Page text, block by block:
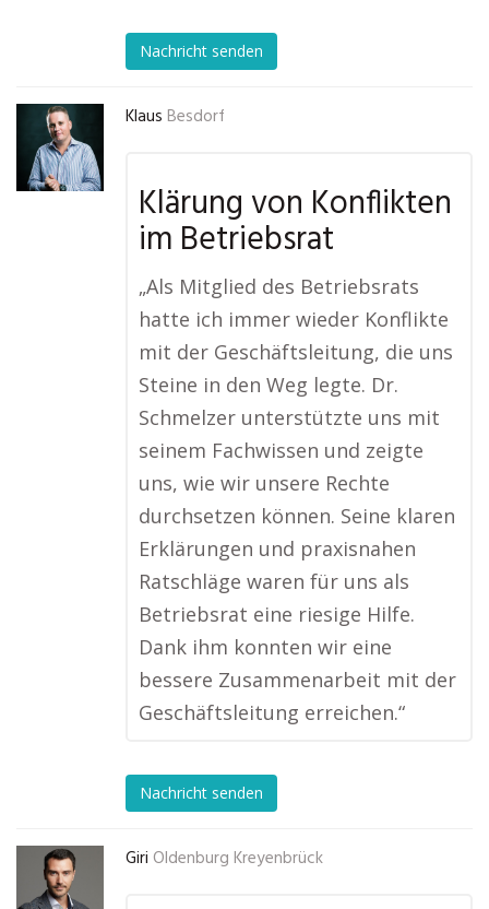
Nachricht senden
Klaus Besdorf
Klärung von Konflikten
im Betriebsrat
„Als Mitglied des Betriebsrats
hatte ich immer wieder Konflikte
mit der Geschäftsleitung, die uns
Steine in den Weg legte. Dr.
Schmelzer unterstützte uns mit
seinem Fachwissen und zeigte
uns, wie wir unsere Rechte
durchsetzen können. Seine klaren
Erklärungen und praxisnahen
Ratschläge waren für uns als
Betriebsrat eine riesige Hilfe.
Dank ihm konnten wir eine
bessere Zusammenarbeit mit der
Geschäftsleitung erreichen.“
Nachricht senden
Giri Oldenburg Kreyenbrück